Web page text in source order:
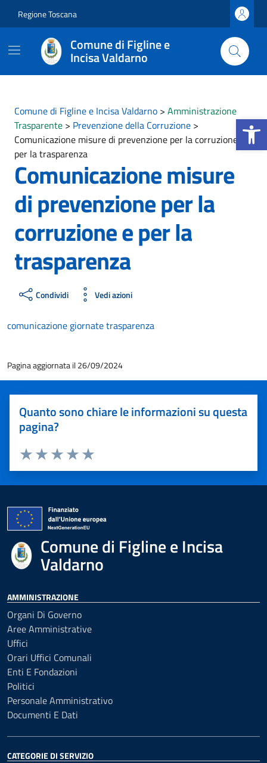
Apri la
Regione Toscana
Comune di Figline e
Incisa Valdarno
Comune di Figline e Incisa Valdarno > Amministrazione
Trasparente > Prevenzione della Corruzione >
Comunicazione misure di prevenzione per la corruzione e
per la trasparenza
Comunicazione misure
di prevenzione per la
corruzione e per la
trasparenza
Condividi Vedi azioni
comunicazione giornate trasparenza
Pagina aggiornata il 26/09/2024
Quanto sono chiare le informazioni su questa
pagina?
Valuta 5 stelle su 5
Valuta 4 stelle su 5
Valuta 3 stelle su 5
Valuta 2 stelle su 5
Valuta 1 stelle su 5
Comune di Figline e Incisa
Valdarno
AMMINISTRAZIONE
Organi Di Governo
Aree Amministrative
Uffici
Orari Uffici Comunali
Enti E Fondazioni
Politici
Personale Amministrativo
Documenti E Dati
CATEGORIE DI SERVIZIO